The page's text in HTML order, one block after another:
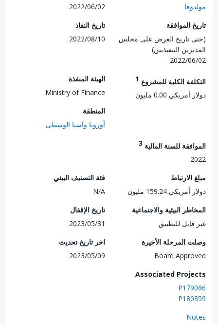
2022/06/02
الموافقة
تاريخ العرض على مجلس
التنفيذيين)
2022/
تاريخ النفاذ
2022/08/10
الكلية للمشروع1
0.00 مليون
الهيئة المنفذة
Ministry of Finance
أوروبا وآسيا الوسطى
للسنة المالية3
159.24 مليون
فئة التصنيف البيئي
N/A
البيئية والاجتماعية
للتطبيق
تاريخ الإقفال
2023/05/31
المرحلة الأخيرة
Board
اخر تاريخ تحديث
2023/05/09
Associated